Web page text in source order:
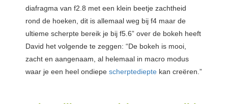
diafragma van f2.8 met een klein beetje zachtheid
rond de hoeken, dit is allemaal weg bij f4 maar de
ultieme scherpte bereik je bij f5.6” over de bokeh heeft
David het volgende te zeggen: “De bokeh is mooi,
zacht en aangenaam, al helemaal in macro modus
waar je een heel ondiepe scherptediepte kan creëren.”